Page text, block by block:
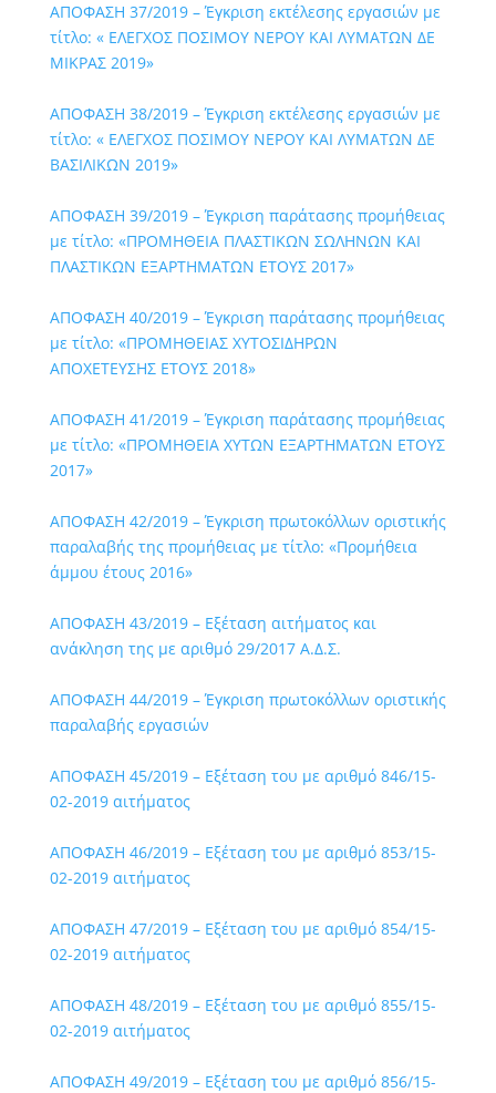
ΑΠΟΦΑΣΗ 37/2019 – Έγκριση εκτέλεσης εργασιών με
τίτλο: « ΕΛΕΓΧΟΣ ΠΟΣΙΜΟΥ ΝΕΡΟΥ ΚΑΙ ΛΥΜΑΤΩΝ ΔΕ
ΜΙΚΡΑΣ 2019»
ΑΠΟΦΑΣΗ 38/2019 – Έγκριση εκτέλεσης εργασιών με
τίτλο: « ΕΛΕΓΧΟΣ ΠΟΣΙΜΟΥ ΝΕΡΟΥ ΚΑΙ ΛΥΜΑΤΩΝ ΔΕ
ΒΑΣΙΛΙΚΩΝ 2019»
ΑΠΟΦΑΣΗ 39/2019 – Έγκριση παράτασης προμήθειας
με τίτλο: «ΠΡΟΜΗΘΕΙΑ ΠΛΑΣΤΙΚΩΝ ΣΩΛΗΝΩΝ ΚΑΙ
ΠΛΑΣΤΙΚΩΝ ΕΞΑΡΤΗΜΑΤΩΝ ΕΤΟΥΣ 2017»
ΑΠΟΦΑΣΗ 40/2019 – Έγκριση παράτασης προμήθειας
με τίτλο: «ΠΡΟΜΗΘΕΙΑΣ ΧΥΤΟΣΙΔΗΡΩΝ
ΑΠΟΧΕΤΕΥΣΗΣ ΕΤΟΥΣ 2018»
ΑΠΟΦΑΣΗ 41/2019 – Έγκριση παράτασης προμήθειας
με τίτλο: «ΠΡΟΜΗΘΕΙΑ ΧΥΤΩΝ ΕΞΑΡΤΗΜΑΤΩΝ ΕΤΟΥΣ
2017»
ΑΠΟΦΑΣΗ 42/2019 – Έγκριση πρωτοκόλλων οριστικής
παραλαβής της προμήθειας με τίτλο: «Προμήθεια
άμμου έτους 2016»
ΑΠΟΦΑΣΗ 43/2019 – Εξέταση αιτήματος και
ανάκληση της με αριθμό 29/2017 Α.Δ.Σ.
ΑΠΟΦΑΣΗ 44/2019 – Έγκριση πρωτοκόλλων οριστικής
παραλαβής εργασιών
ΑΠΟΦΑΣΗ 45/2019 – Εξέταση του με αριθμό 846/15-
02-2019 αιτήματος
ΑΠΟΦΑΣΗ 46/2019 – Εξέταση του με αριθμό 853/15-
02-2019 αιτήματος
ΑΠΟΦΑΣΗ 47/2019 – Εξέταση του με αριθμό 854/15-
02-2019 αιτήματος
ΑΠΟΦΑΣΗ 48/2019 – Εξέταση του με αριθμό 855/15-
02-2019 αιτήματος
ΑΠΟΦΑΣΗ 49/2019 – Εξέταση του με αριθμό 856/15-